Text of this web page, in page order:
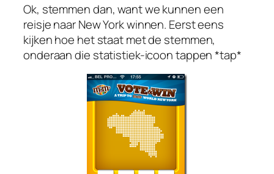
Ok, stemmen dan, want we kunnen een
reisje naar New York winnen. Eerst eens
kijken hoe het staat met de stemmen,
onderaan die statistiek-icoon tappen *tap*